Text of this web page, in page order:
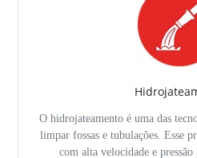
O hidrojateamento é uma das
limpar fossas e tubulações. Esse
com alta velocidade e